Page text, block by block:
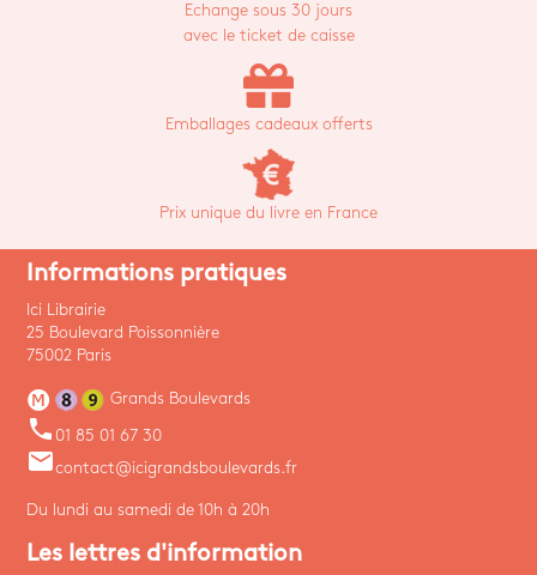
Echange sous 30 jours
avec le ticket de caisse
Emballages cadeaux offerts
Prix unique du livre en France
Informations pratiques
Ici Librairie
25 Boulevard Poissonnière
75002 Paris
Grands Boulevards
phone 01 85 01 67 30
emailcontact@icigrandsboulevards.fr
Du lundi au samedi de 10h à 20h
Les lettres d'information